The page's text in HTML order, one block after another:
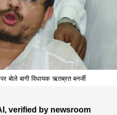
बोले बागी विधायक ऋतब्रत बनर्जी
verified by newsroom